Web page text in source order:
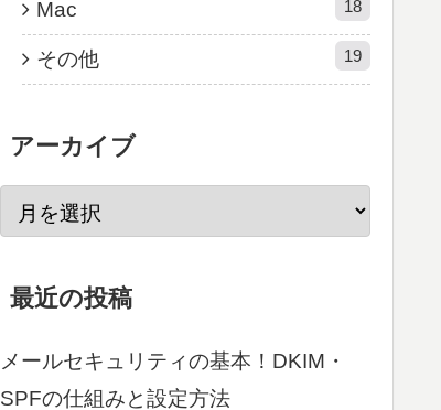
Mac 18
その他 19
アーカイブ
最近の投稿
メールセキュリティの基本！DKIM・
SPFの仕組みと設定方法